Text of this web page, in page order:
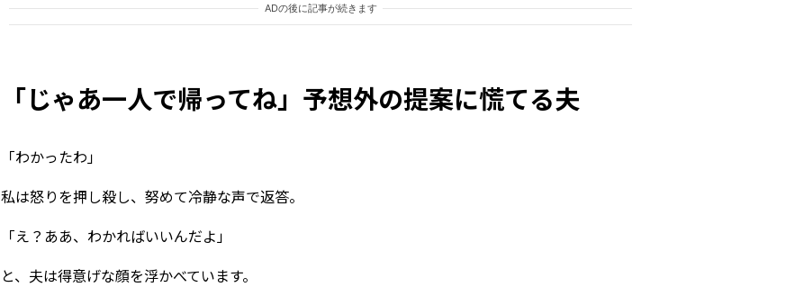
ADの後に記事が続きます
「じゃあ一人で帰ってね」予想外の提案に慌てる夫
「わかったわ」
私は怒りを押し殺し、努めて冷静な声で返答。
「え？ああ、わかればいいんだよ」
と、夫は得意げな顔を浮かべています。